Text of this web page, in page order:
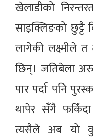
खेलाडीको
साइक्लिङको छुट्टै
लागेकी लक्ष्मीले त
छिन्। जतिबेला
पार पर्दा पनि
थापेर सँगै
त्यसैले अब यो